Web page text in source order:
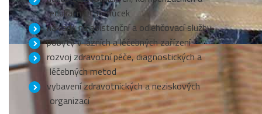
edukačních pomůcek
náklady na asistenční a odlehčovací služby
pobyty v lázních a léčebných zařízení
rozvoj zdravotní péče, diagnostických a
léčebných metod
vybavení zdravotnických a neziskových
organizací